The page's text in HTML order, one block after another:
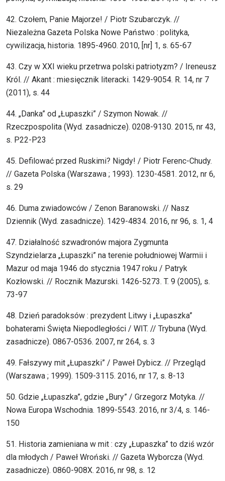
42. Czołem, Panie Majorze! / Piotr Szubarczyk. //
Niezależna Gazeta Polska Nowe Państwo : polityka,
cywilizacja, historia. 1895-4960. 2010, [nr] 1, s. 65-67
43. Czy w XXI wieku przetrwa polski patriotyzm? / Ireneusz
Król. // Akant : miesięcznik literacki. 1429-9054. R. 14, nr 7
(2011), s. 44
44. „Danka” od „Łupaszki” / Szymon Nowak. //
Rzeczpospolita (Wyd. zasadnicze). 0208-9130. 2015, nr 43,
s. P22-P23
45. Defilować przed Ruskimi? Nigdy! / Piotr Ferenc-Chudy.
// Gazeta Polska (Warszawa ; 1993). 1230-4581. 2012, nr 6,
s. 29
46. Duma zwiadowców / Zenon Baranowski. // Nasz
Dziennik (Wyd. zasadnicze). 1429-4834. 2016, nr 96, s. 1, 4
47. Działalność szwadronów majora Zygmunta
Szyndzielarza „Łupaszki” na terenie południowej Warmii i
Mazur od maja 1946 do stycznia 1947 roku / Patryk
Kozłowski. // Rocznik Mazurski. 1426-5273. T. 9 (2005), s.
73-97
48. Dzień paradoksów : prezydent Litwy i „Łupaszka”
bohaterami Święta Niepodległości / WIT. // Trybuna (Wyd.
zasadnicze). 0867-0536. 2007, nr 264, s. 3
49. Fałszywy mit „Łupaszki” / Paweł Dybicz. // Przegląd
(Warszawa ; 1999). 1509-3115. 2016, nr 17, s. 8-13
50. Gdzie „Łupaszka”, gdzie „Bury” / Grzegorz Motyka. //
Nowa Europa Wschodnia. 1899-5543. 2016, nr 3/4, s. 146-
150
51. Historia zamieniana w mit : czy „Łupaszka” to dziś wzór
dla młodych / Paweł Wroński. // Gazeta Wyborcza (Wyd.
zasadnicze). 0860-908X. 2016, nr 98, s. 12